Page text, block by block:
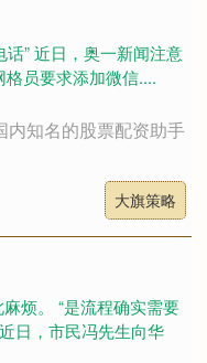
” 近日，奥一新闻注意
员要求添加微信....
内知名的股票配资助手
大旗策略
烦。 “是流程确实需要
日，市民冯先生向华